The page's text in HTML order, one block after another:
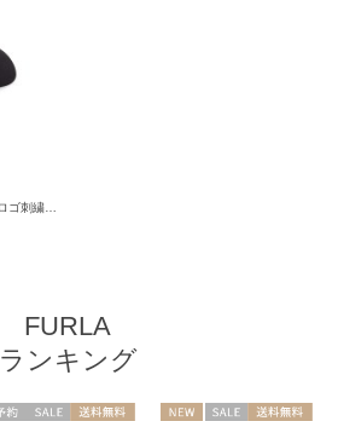
【帽子】フルラ (FURLA) フロントロゴ刺繍キャップ
FURLA
ランキング